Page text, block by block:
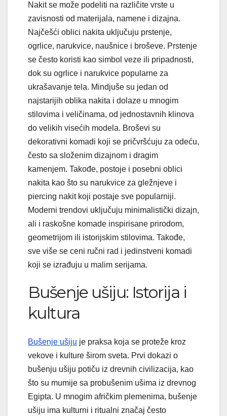
Nakit se može podeliti na različite vrste u
zavisnosti od materijala, namene i dizajna.
Najčešći oblici nakita uključuju prstenje,
ogrlice, narukvice, naušnice i broševe. Prstenje
se često koristi kao simbol veze ili pripadnosti,
dok su ogrlice i narukvice popularne za
ukrašavanje tela. Mindjuše su jedan od
najstarijih oblika nakita i dolaze u mnogim
stilovima i veličinama, od jednostavnih klinova
do velikih visećih modela. Broševi su
dekorativni komadi koji se pričvršćuju za odeću,
često sa složenim dizajnom i dragim
kamenjem. Takođe, postoje i posebni oblici
nakita kao što su narukvice za gležnjeve i
piercing nakit koji postaje sve popularniji.
Moderni trendovi uključuju minimalistički dizajn,
ali i raskošne komade inspirisane prirodom,
geometrijom ili istorijskim stilovima. Takođe,
sve više se ceni ručni rad i jedinstveni komadi
koji se izrađuju u malim serijama.
Bušenje ušiju: Istorija i
kultura
Bušenje ušiju je praksa koja se proteže kroz
vekove i kulture širom sveta. Prvi dokazi o
bušenju ušiju potiču iz drevnih civilizacija, kao
što su mumije sa probušenim ušima iz drevnog
Egipta. U mnogim afričkim plemenima, bušenje
ušiju ima kulturni i ritualni značaj često